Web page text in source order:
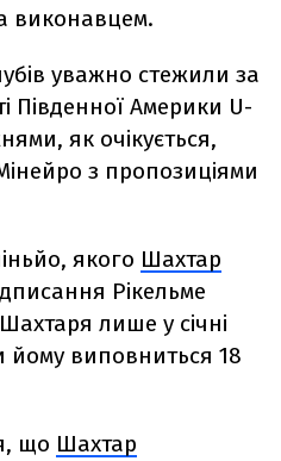
виконавцем.
уважно стежили за
Південної Америки U-
як очікується,
з пропозиціями
якого Шахтар
Рікельме
лише у січні
йому виповниться 18
що Шахтар